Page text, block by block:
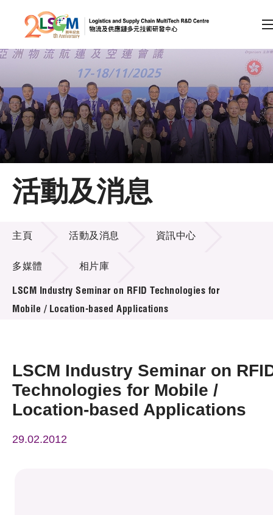
跳到內容（按回車鍵）
會員登入
A A EN 繁 简
主頁
關於LSCM
技術商品化
項目及資助計劃
活動及消息
活動
新聞中心
資訊中心
科技分享
活動及消息
活動及消息
主頁 活動及消息 資訊中心
多媒體 相片庫
LSCM Industry Seminar on RFID Technologies for
Mobile / Location-based Applications
LSCM Industry Seminar on
Technologies for Mobile /
Location-based Applications
29.02.2012